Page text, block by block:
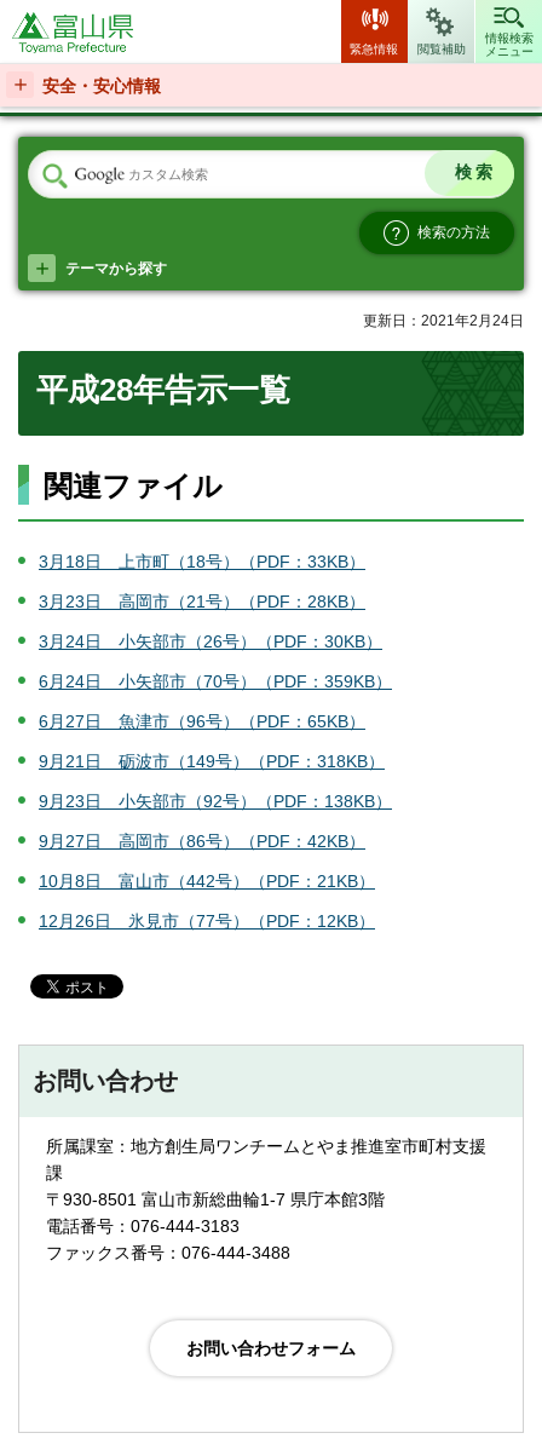
富山県
緊急情報 閲覧補助
情報検索
メニュー
安全・安心情報
検索の方法
テーマから探す
更新日：2021年2月24日
平成28年告示一覧
関連ファイル
3月18日 上市町（18号）（PDF：33KB）
3月23日 高岡市（21号）（PDF：28KB）
3月24日 小矢部市（26号）（PDF：30KB）
6月24日 小矢部市（70号）（PDF：359KB）
6月27日 魚津市（96号）（PDF：65KB）
9月21日 砺波市（149号）（PDF：318KB）
9月23日 小矢部市（92号）（PDF：138KB）
9月27日 高岡市（86号）（PDF：42KB）
10月8日 富山市（442号）（PDF：21KB）
12月26日 氷見市（77号）（PDF：12KB）
お問い合わせ
所属課室：地方創生局ワンチームとやま推進室市町村支援
課
〒930-8501 富山市新総曲輪1-7 県庁本館3階
電話番号：076-444-3183
ファックス番号：076-444-3488